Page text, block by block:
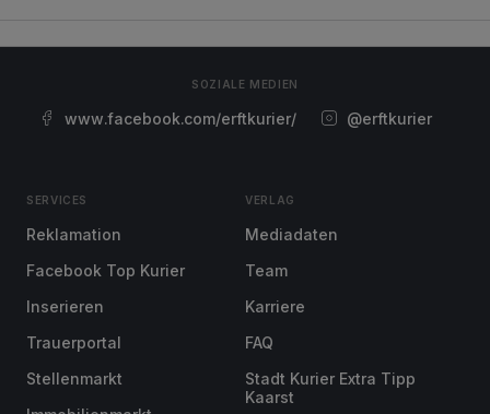
SOZIALE MEDIEN
www.facebook.com/erftkurier/ @erftkurier
SERVICES
Reklamation
Facebook Top Kurier
Inserieren
Trauerportal
Stellenmarkt
VERLAG
Mediadaten
Team
Karriere
FAQ
Stadt Kurier Extra Tipp
Kaarst